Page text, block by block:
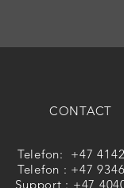
CONTACT
Telefon: +47
Telefon : +47
Support : +47